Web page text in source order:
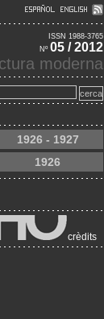
ISSN 1988-3765
Nº 05 / 2012
moderna
1926 - 1927
1926
crèdits